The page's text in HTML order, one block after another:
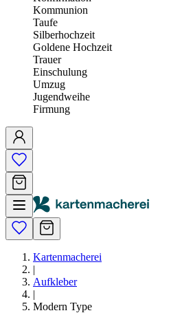
Kommunion
Taufe
Silberhochzeit
Goldene Hochzeit
Trauer
Einschulung
Umzug
Jugendweihe
Firmung
Kartenmacherei
|
Aufkleber
|
Modern Type